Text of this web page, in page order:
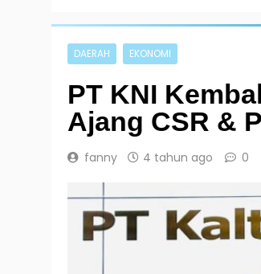
DAERAH EKONOMI
PT KNI
Ajang CSR &
fanny 4 tahun ago 0